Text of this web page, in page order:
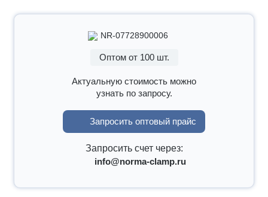
NR-07728900006
Оптом от 100 шт.
Актуальную стоимость можно
узнать по запросу.
Запросить оптовый прайс
Запросить счет через:
info@norma-clamp.ru